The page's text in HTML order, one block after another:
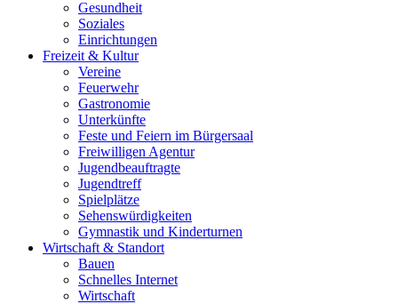
Gesundheit
Soziales
Einrichtungen
Freizeit & Kultur
Vereine
Feuerwehr
Gastronomie
Unterkünfte
Feste und Feiern im Bürgersaal
Freiwilligen Agentur
Jugendbeauftragte
Jugendtreff
Spielplätze
Sehenswürdigkeiten
Gymnastik und Kinderturnen
Wirtschaft & Standort
Bauen
Schnelles Internet
Wirtschaft